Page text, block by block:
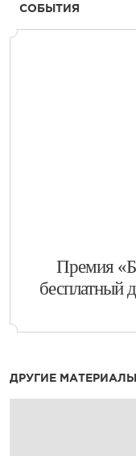
СОБЫТИЯ
​Премия
бесплатный
ДРУГИЕ